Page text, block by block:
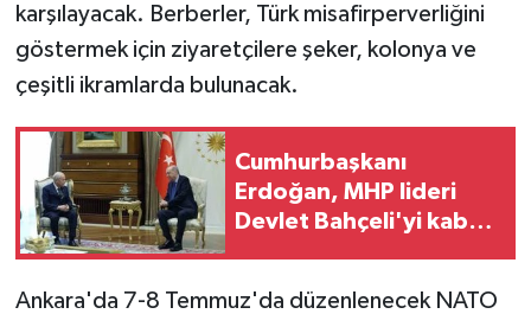
karşılayacak. Berberler, Türk misafirperverliğini
göstermek için ziyaretçilere şeker, kolonya ve
çeşitli ikramlarda bulunacak.
Cumhurbaşkanı
Erdoğan, MHP lideri
Devlet Bahçeli'yi kabul
Ankara'da 7-8 Temmuz'da düzenlenecek NATO